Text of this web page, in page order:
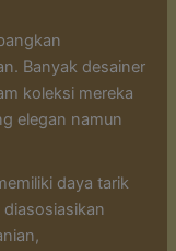
Banyak desainer
koleksi mereka
elegan namun
daya tarik